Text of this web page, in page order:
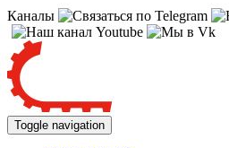
Каналы
Toggle navigation